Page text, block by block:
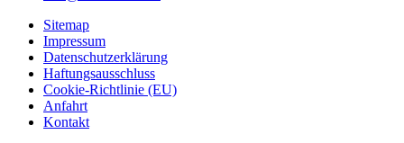
Sitemap
Impressum
Datenschutzerklärung
Haftungsausschluss
Cookie-Richtlinie (EU)
Anfahrt
Kontakt